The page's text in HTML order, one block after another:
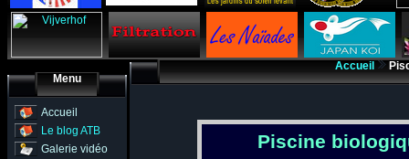
Menu
Accueil
Le blog ATB
Galerie vidéo
Accueil
Piscine